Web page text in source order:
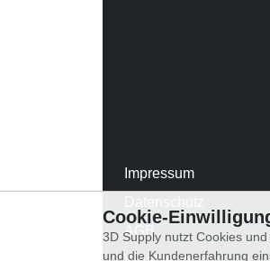
Impressum
AGB
Cookie-
3D Supply nutzt Cookies
und die Kundenerfahrung